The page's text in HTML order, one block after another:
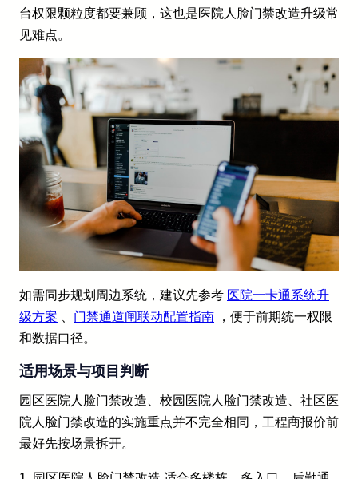
台权限颗粒度都要兼顾，这也是医院人脸门禁改造升级常
见难点。
如需同步规划周边系统，建议先参考 医院一卡通系统升
级方案
门禁通道闸联动配置指南 ，便于前期统一权限
和数据口径。
适用场景与项目判断
园区医院人脸门禁改造、校园医院人脸门禁改造、社区医
院人脸门禁改造的实施重点并不完全相同，工程商报价前
最好先按场景拆开。